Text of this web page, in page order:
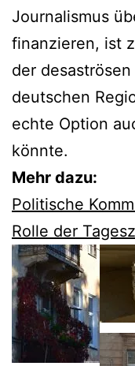
Journalismus
finanzieren, ist
der
deutschen
echte Option
könnte.
Mehr dazu:
Politische
Rolle der